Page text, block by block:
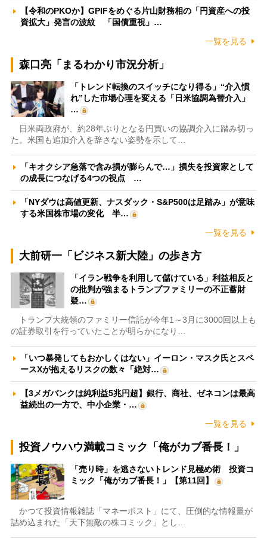
【令和のPKOか】GPIFをめぐる片山財務相の「円資産への投
資拡大」発言の波紋 「国債重視」…
一覧を見る
森口亮「まるわかり市況分析」
「トレンド転換のスイッチになり得る」“介入慣
れ”した市場心理を変える「日米協調為替介入」
…
日米両政府が、約28年ぶりとなる円買いの協調介入に踏み切っ
た。米国も追加介入を辞さない姿勢を示して…
「キオクシア急落で含み損が膨らんで…」損失を投資家として
の成長につなげる4つの視点 …
「NYダウは高値更新、ナスダック・S&P500は足踏み」が意味
する米国株市場の変化 半…
一覧を見る
大前研一「ビジネス新大陸」の歩き方
「イラン戦争を利用して儲けている」利益相反と
の批判が強まるトランプファミリーの不正蓄財
疑…
トランプ大統領のファミリー信託が今年1～3月に3000回以上も
の証券取引を行っていたことが明らかになり…
「いつ暴発してもおかしくはない」イーロン・マスク氏とスペ
ースXが抱えるリスクの数々「絶対…
【3メガバンクは純利益5兆円超】銀行、商社、ゼネコンは最高
益続出の一方で、中小企業・…
一覧を見る
投資ノウハウ満載コミック「俺がカブ番長！」
「売り時」を逃さないトレンド見極め術 投資コ
ミック「俺がカブ番長！」【第11回】
かつて投資情報雑誌「マネーポスト」にて、圧倒的な情報量が
詰め込まれた「天下無敵の株コミック」とし…